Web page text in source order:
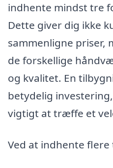
indhente mindst tre
Dette giver dig ikke
sammenligne priser,
de forskellige
og kvalitet. En
betydelig
vigtigt at træffe et
Ved at indhente